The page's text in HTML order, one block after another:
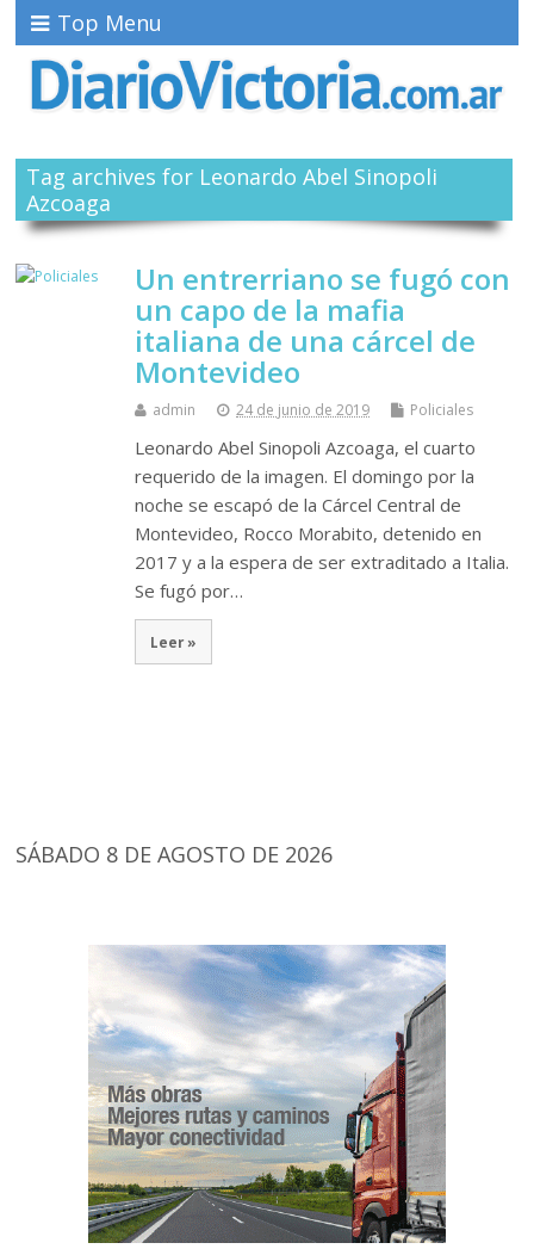
Top Menu
Tag archives for Leonardo Abel Sinopoli
Azcoaga
Un entrerriano se fugó con
un capo de la mafia
italiana de una cárcel de
Montevideo
admin 24 de junio de 2019 Policiales
Leonardo Abel Sinopoli Azcoaga, el cuarto
requerido de la imagen. El domingo por la
noche se escapó de la Cárcel Central de
Montevideo, Rocco Morabito, detenido en
2017 y a la espera de ser extraditado a Italia.
Se fugó por…
Leer »
SÁBADO 8 DE AGOSTO DE 2026